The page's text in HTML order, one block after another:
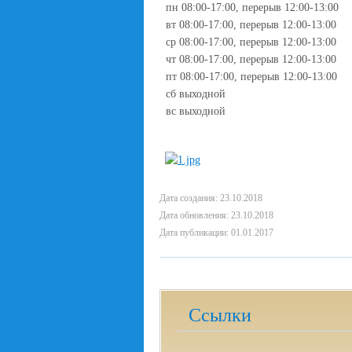
пн 08:00-17:00, перерыв 12:00-13:00
вт 08:00-17:00, перерыв 12:00-13:00
ср 08:00-17:00, перерыв 12:00-13:00
чт 08:00-17:00, перерыв 12:00-13:00
пт 08:00-17:00, перерыв 12:00-13:00
сб выходной
вс выходной
Дата создания: 23.10.2018
Дата обновления: 23.10.2018
Дата публикации: 01.01.2017
Ссылки